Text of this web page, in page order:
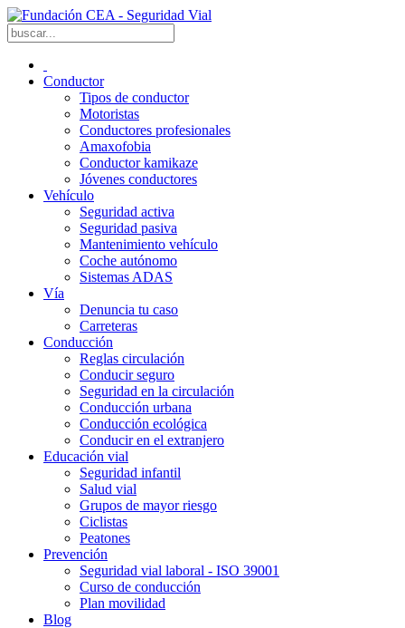
Conductor
Tipos de conductor
Motoristas
Conductores profesionales
Amaxofobia
Conductor kamikaze
Jóvenes conductores
Vehículo
Seguridad activa
Seguridad pasiva
Mantenimiento vehículo
Coche autónomo
Sistemas ADAS
Vía
Denuncia tu caso
Carreteras
Conducción
Reglas circulación
Conducir seguro
Seguridad en la circulación
Conducción urbana
Conducción ecológica
Conducir en el extranjero
Educación vial
Seguridad infantil
Salud vial
Grupos de mayor riesgo
Ciclistas
Peatones
Prevención
Seguridad vial laboral - ISO 39001
Curso de conducción
Plan movilidad
Blog